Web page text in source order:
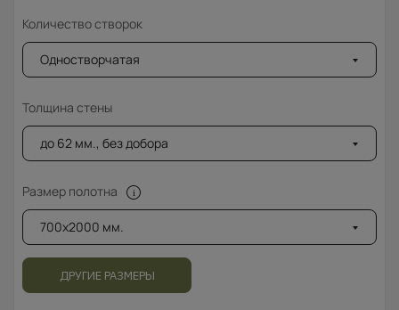
Количество створок
Одностворчатая
Толщина стены
до 62 мм., без добора
Размер полотна
700x2000 мм.
ДРУГИЕ РАЗМЕРЫ